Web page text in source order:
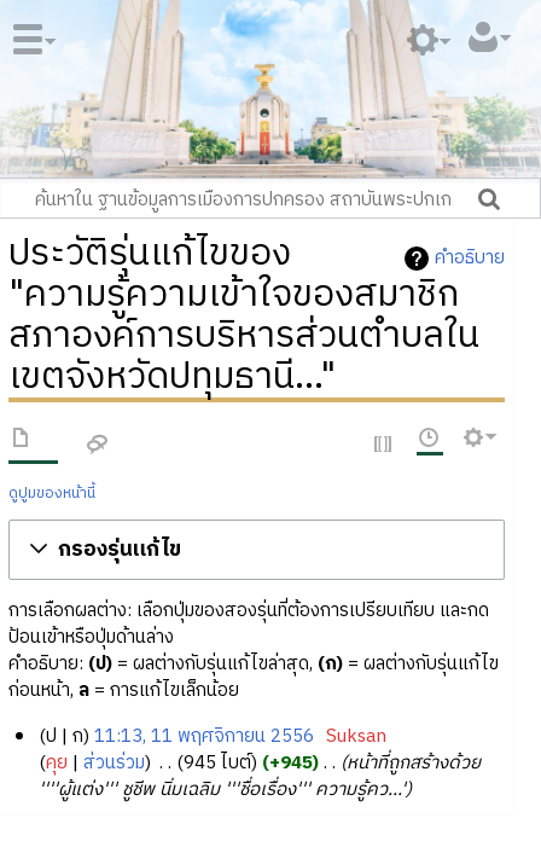
คำอธิบาย
ประวัติรุ่นแก้ไขของ
"ความรู้ความเข้าใจของสมาชิก
สภาองค์การบริหารส่วนตำบลใน
เขตจังหวัดปทุมธานี..."
ดูปูมของหน้านี้
กรองรุ่นแก้ไข
การเลือกผลต่าง: เลือกปุ่มของสองรุ่นที่ต้องการเปรียบเทียบ และกด
ป้อนเข้าหรือปุ่มด้านล่าง
คำอธิบาย: (ป)= ผลต่างกับรุ่นแก้ไขล่าสุด, (ก)= ผลต่างกับรุ่นแก้ไข
ก่อนหน้า, ล= การแก้ไขเล็กน้อย
ป ก 11:13, 11 พฤศจิกายน 2556 Suksan
คุย ส่วนร่วม ‎ 945 ไบต์ +945 ‎
หน้าที่ถูกสร้างด้วย
''''ผู้แต่ง''' ชูชีพ นิ่มเฉลิม '''ชื่อเรื่อง''' ความรู้คว...'